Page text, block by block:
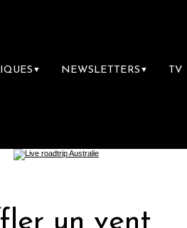
▼ NEWSLETTERS ▼ TV